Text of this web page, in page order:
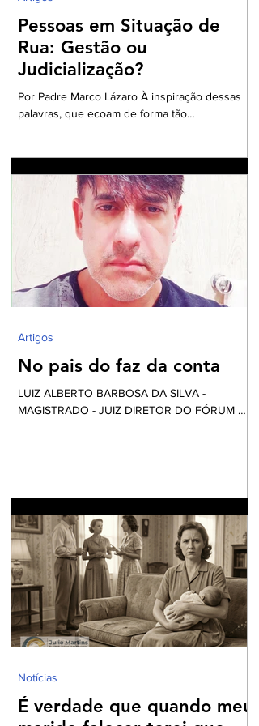
Pessoas em Situação de
Rua: Gestão ou
Judicialização?
Por Padre Marco Lázaro À inspiração dessas
palavras, que ecoam de forma tão
debate eleitoral , impõe que seja aberto um
exaustivo debate sobre a parcela tão
necessitada de assistência e visibilidade
quanto às pessoas das comunidades
periféricas que vivem assoladas pela violência
e ineficiente assistência à saúde, frequente
falta de água e sob péssim
No pais do faz da conta
LUIZ ALBERTO BARBOSA DA SILVA -
MAGISTRADO - JUIZ DIRETOR DO FÓRUM DE
“É um dinheiro que é tirado do povo para
eleger alguns que vão tirar dinheiro do povo”.
Até parece um pleonasmo. O que acontece
atrás dos bastidores nem o diretor quer saber.
O roteiro é sempre o mesmo. Mexem-se as
peças do tabo
Artigos
É verdade que quando meu
Notícias